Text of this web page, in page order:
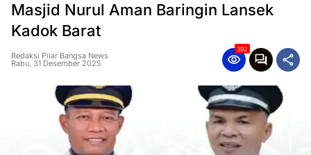
Masjid Nurul Aman Baringin Lansek
Kadok Barat
Redaksi Pilar Bangsa News
Rabu, 31 Desember 2025
392